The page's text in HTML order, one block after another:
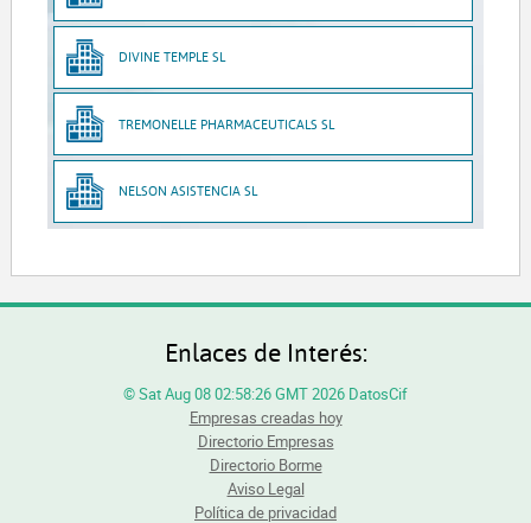
DIVINE TEMPLE SL
TREMONELLE PHARMACEUTICALS SL
NELSON ASISTENCIA SL
Enlaces de Interés:
© Sat Aug 08 02:58:26 GMT 2026 DatosCif
Empresas creadas hoy
Directorio Empresas
Directorio Borme
Aviso Legal
Política de privacidad